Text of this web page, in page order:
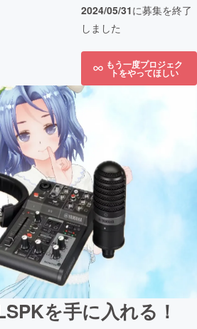
2024/05/31に募集を終了
しました
もう一度プロジェク
トをやってほしい
を手に入れる！